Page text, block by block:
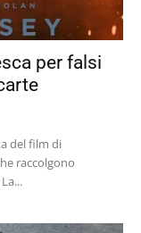
per falsi
del film di
raccolgono
credenziali personali e informazioni bancarie. La...